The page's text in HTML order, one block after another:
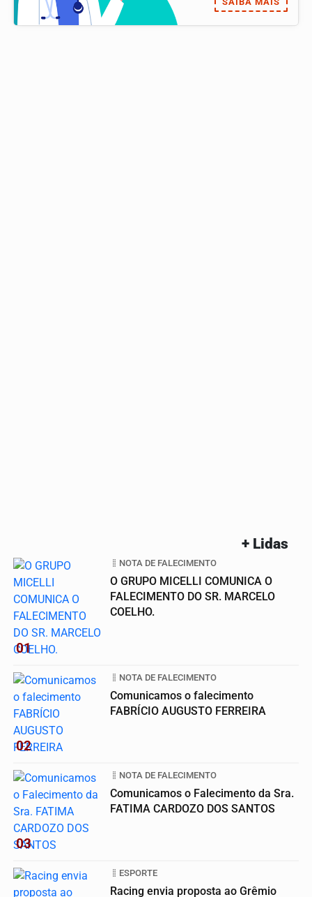
+ Lidas
01
NOTA DE FALECIMENTO
O GRUPO MICELLI COMUNICA O
FALECIMENTO DO SR. MARCELO
COELHO.
02
NOTA DE FALECIMENTO
Comunicamos o falecimento
FABRÍCIO AUGUSTO FERREIRA
03
NOTA DE FALECIMENTO
Comunicamos o Falecimento da Sra.
FATIMA CARDOZO DOS SANTOS
ESPORTE
Racing envia proposta ao Grêmio